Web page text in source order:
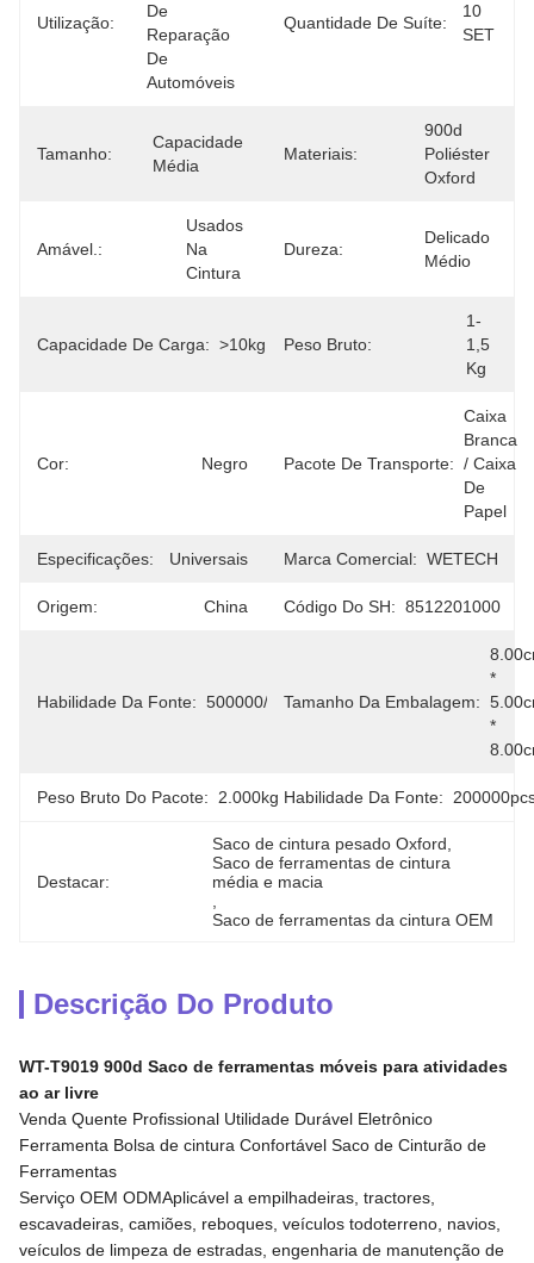
Utilização:
De
Reparação
De
Automóveis
Quantidade De Suíte:
10
SET
Tamanho:
Capacidade
Média
Materiais:
900d
Poliéster
Oxford
Amável.:
Usados
Na
Cintura
Dureza:
Delicado
Médio
Capacidade De Carga: >10kg Peso Bruto:
1-
1,5
Kg
Cor: Negro Pacote De Transporte:
Caixa
Branca
/ Caixa
De
Papel
Especificações: Universais Marca Comercial: WETECH
Origem: China Código Do SH: 8512201000
Habilidade Da Fonte: 500000/anoTamanho Da Embalagem:
*
*
Peso Bruto Do Pacote: 2.000kg Habilidade Da Fonte:
Destacar:
Saco de cintura pesado Oxford
Saco de ferramentas de cintura
média e macia
Saco de ferramentas da cintura OEM
Descrição Do Produto
WT-T9019 900d Saco de ferramentas móveis para atividades
ao ar livre
Venda Quente Profissional Utilidade Durável Eletrônico
Ferramenta Bolsa de cintura Confortável Saco de Cinturão de
Ferramentas
Serviço OEM ODMAplicável a empilhadeiras, tractores,
escavadeiras, camiões, reboques, veículos todoterreno, navios,
veículos de limpeza de estradas, engenharia de manutenção de